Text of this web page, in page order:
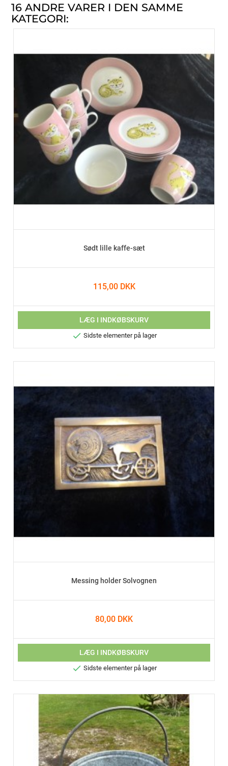
16 ANDRE VARER I DEN SAMME
KATEGORI:
Sødt lille kaffe-sæt
115,00 DKK
LÆG I INDKØBSKURV
 Sidste elementer på lager
Messing holder Solvognen
80,00 DKK
LÆG I INDKØBSKURV
 Sidste elementer på lager